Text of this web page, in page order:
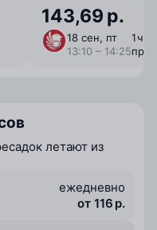
143,69 р.
18 сен, пт
13:10 – 14:25
1 ⁠ч
летают из
ежедневно
от 116 р.